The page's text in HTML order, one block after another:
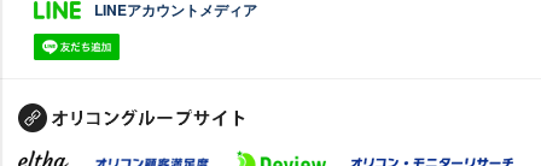
LINEアカウントメディア